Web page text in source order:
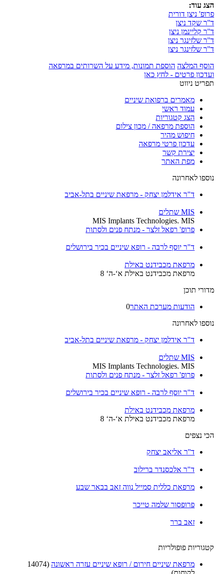
הצג עוד:
פרופ' ניצן דורית
ד''ר שקד ניצן
ד''ר קליינמן ניצן
ד''ר שלזינגר ניצן
ד''ר שלזינגר ניצן
הוסף המלצה הוספת תמונות, מידע על השרותים במרפאה
ועדכון פרטים - לחץ כאן
תפריט ניווט
מאמרים ברפואת שיניים
עמוד ראשי
הצג קטגוריות
הוספת מרפאה / מכון צילום
חיפוש מהיר
עדכון פרטי מרפאה
יצירת קשר
מפת האתר
נוספו לאחרונה
ד"ר אידלמן יצחק - מרפאת שיניים בתל-אביב
MIS שתלים
MIS Implants Technologies. MIS
פרופ' רפאל זלצר - מנתח פנים ולסתות
ד"ר יוסף לרבה - רופא שיניים בכיר בירושלים
מרפאת מכבידנט באילת
מרפאת מכבידנט באילת א‘-ה‘ 8
מדורי תוכן
הודעות מערכת האתר0
נוספו לאחרונה
ד"ר אידלמן יצחק - מרפאת שיניים בתל-אביב
MIS שתלים
MIS Implants Technologies. MIS
פרופ' רפאל זלצר - מנתח פנים ולסתות
ד"ר יוסף לרבה - רופא שיניים בכיר בירושלים
מרפאת מכבידנט באילת
מרפאת מכבידנט באילת א‘-ה‘ 8
הכי נצפים
ד''ר אליאב יצחק
ד"ר אלכסנדר ברילוב
מרפאת כללית סמייל נווה זאב בבאר שבע
פרופסור שלמה טייכר
זאב ברר
קטגוריות פופולריות
מרפאת שיניים חירום / רופא שיניים עזרה ראשונה (14074